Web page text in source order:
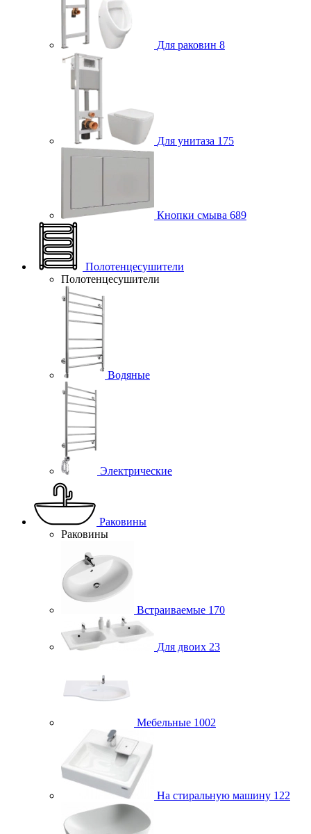
Для раковин 8
Для унитаза 175
Кнопки смыва 689
Полотенцесушители
Полотенцесушители
Водяные
Электрические
Раковины
Раковины
Встраиваемые 170
Для двоих 23
Мебельные 1002
На стиральную машину 122